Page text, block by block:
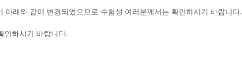
아래와 같이 변경되었으므로 수험생 여러분께서는 확인하시기 바랍니다.
인하시기 바랍니다.